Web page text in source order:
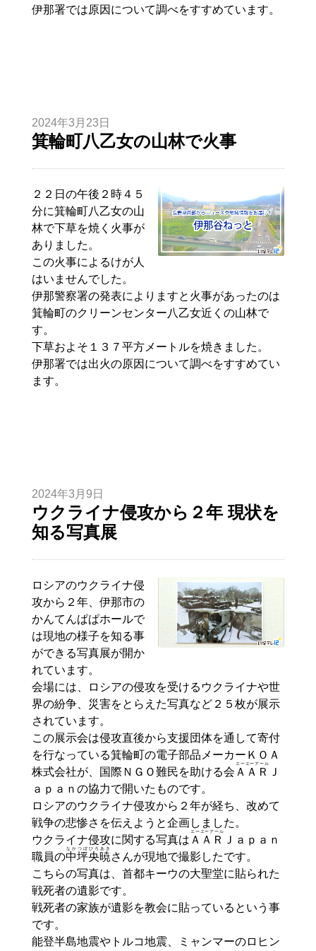
伊那署では原因について調べをすすめています。
2024年3月23日
箕輪町八乙女の山林で火事
２２日の午後２時４５
分に箕輪町八乙女の山
林で下草を焼く火事が
ありました。
この火事によるけが人
はいませんでした。
伊那警察署の発表によりますと火事があったのは
箕輪町のクリーンセンター八乙女近くの山林で
す。
下草およそ１３７平方メートルを焼きました。
伊那署では出火の原因について調べをすすめてい
ます。
2024年3月9日
ウクライナ侵攻から２年 現状を
知る写真展
ロシアのウクライナ侵
攻から２年、伊那市の
かんてんぱぱホールで
は現地の様子を知る事
ができる写真展が開か
れています。
会場には、ロシアの侵攻を受けるウクライナや世
界の紛争、災害をとらえた写真など２５枚が展示
されています。
この展示会は侵攻直後から支援団体を通して寄付
を行なっている箕輪町の電子部品メーカーＫＯＡ
株式会社が、国際ＮＧＯ難民を助ける会 ＡＡＲ
エーエーアール
Ｊ
ａｐａｎの協力で開いたものです。
ロシアのウクライナ侵攻から２年が経ち、改めて
戦争の悲惨さを伝えようと企画しました。
ウクライナ侵攻に関する写真は ＡＡＲ
エーエーアール
Ｊａｐａｎ
職員の中坪
なかつぼ
央
ひろ
暁
あき
さんが現地で撮影したです。
こちらの写真は、首都キーウの大聖堂に貼られた
戦死者の遺影です。
戦死者の家族が遺影を教会に貼っているという事
です。
能登半島地震やトルコ地震、ミャンマーのロヒン